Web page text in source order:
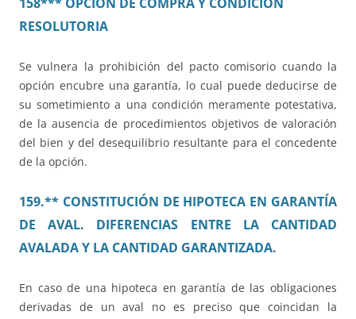
158*** OPCIÓN DE COMPRA Y CONDICIÓN
RESOLUTORIA
Se vulnera la prohibición del pacto comisorio cuando la
opción encubre una garantía, lo cual puede deducirse de
su sometimiento a una condición meramente potestativa,
de la ausencia de procedimientos objetivos de valoración
del bien y del desequilibrio resultante para el concedente
de la opción.
159.** CONSTITUCIÓN DE HIPOTECA EN GARANTÍA
DE AVAL. DIFERENCIAS ENTRE LA CANTIDAD
AVALADA Y LA CANTIDAD GARANTIZADA.
En caso de una hipoteca en garantía de las obligaciones
derivadas de un aval no es preciso que coincidan la